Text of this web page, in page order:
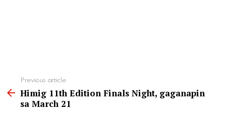
more
Previous article
Himig 11th Edition Finals Night, gaganapin
sa March 21